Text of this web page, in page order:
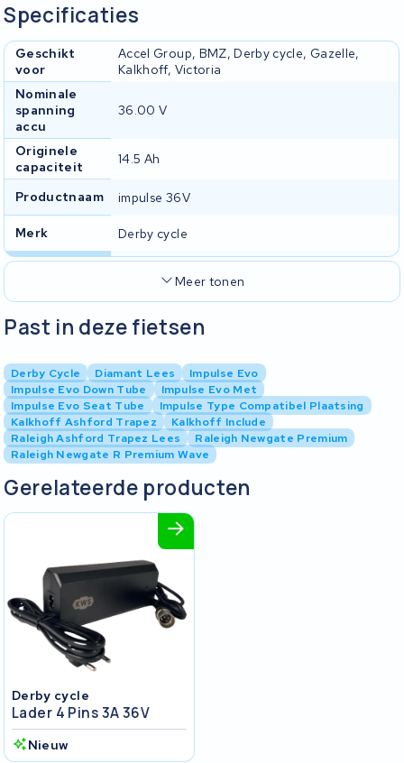
Specificaties
Geschikt
voor
Accel Group, BMZ, Derby cycle, Gazelle,
Kalkhoff, Victoria
Nominale
spanning
accu
36.00 V
Originele
capaciteit
14.5 Ah
Productnaam impulse 36V
Merk Derby cycle
Meer tonen
Past in deze fietsen
Derby Cycle Diamant Lees
Impulse Evo
Impulse Evo Down Tube
Impulse Evo Met
Impulse Evo Seat Tube
Impulse Type Compatibel Plaatsing
Kalkhoff Ashford Trapez
Kalkhoff Include
Raleigh Ashford Trapez Lees
Raleigh Newgate Premium
Raleigh Newgate R Premium Wave
Gerelateerde producten
Derby cycle
Lader 4 Pins 3A 36V
Nieuw